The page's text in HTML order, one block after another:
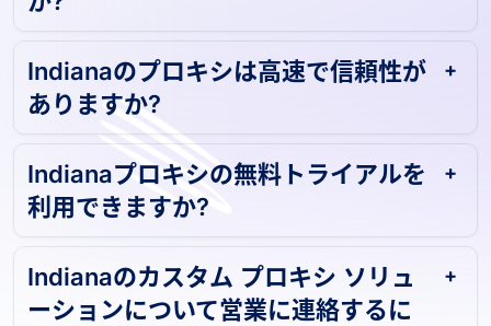
Indianaのプロキシは高速で信頼性が
ありますか?
Indianaプロキシの無料トライアルを
利用できますか?
Indianaのカスタム プロキシ ソリュ
ーションについて営業に連絡するに